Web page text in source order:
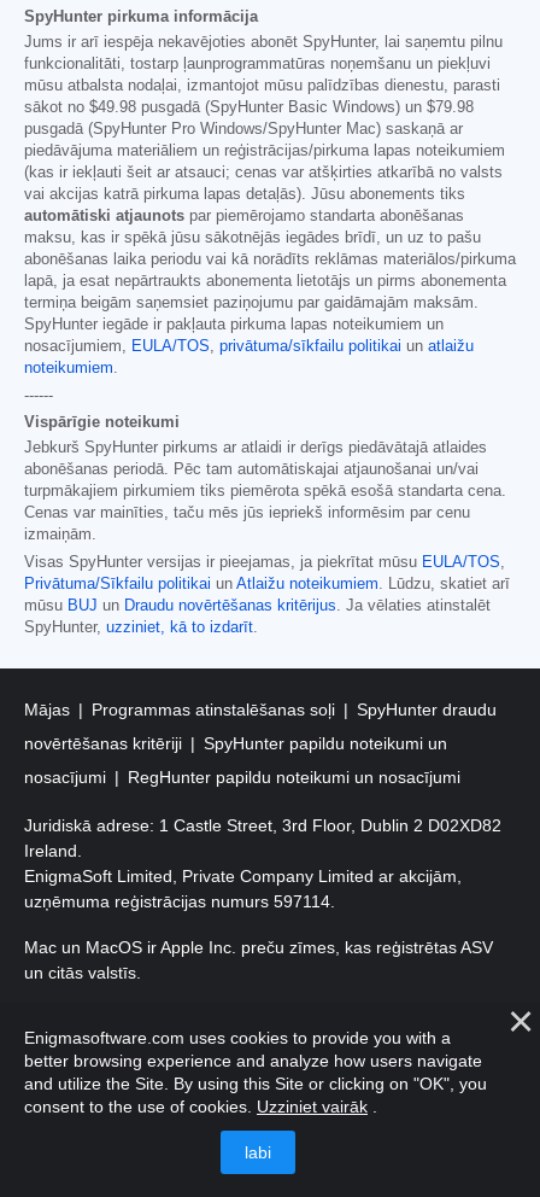
SpyHunter pirkuma informācija
Jums ir arī iespēja nekavējoties abonēt SpyHunter, lai saņemtu pilnu
funkcionalitāti, tostarp ļaunprogrammatūras noņemšanu un piekļuvi
mūsu atbalsta nodaļai, izmantojot mūsu palīdzības dienestu, parasti
sākot no $49.98 pusgadā (SpyHunter Basic Windows) un $79.98
pusgadā (SpyHunter Pro Windows/SpyHunter Mac) saskaņā ar
piedāvājuma materiāliem un reģistrācijas/pirkuma lapas noteikumiem
(kas ir iekļauti šeit ar atsauci; cenas var atšķirties atkarībā no valsts
vai akcijas katrā pirkuma lapas detaļās). Jūsu abonements tiks
automātiski atjaunots par piemērojamo standarta abonēšanas
maksu, kas ir spēkā jūsu sākotnējās iegādes brīdī, un uz to pašu
abonēšanas laika periodu vai kā norādīts reklāmas materiālos/pirkuma
lapā, ja esat nepārtraukts abonementa lietotājs un pirms abonementa
termiņa beigām saņemsiet paziņojumu par gaidāmajām maksām.
SpyHunter iegāde ir pakļauta pirkuma lapas noteikumiem un
nosacījumiem,
EULA/TOS privātuma/sīkfailu politikai un atlaižu
noteikumiem
------
Vispārīgie noteikumi
Jebkurš SpyHunter pirkums ar atlaidi ir derīgs piedāvātajā atlaides
abonēšanas periodā. Pēc tam automātiskajai atjaunošanai un/vai
turpmākajiem pirkumiem tiks piemērota spēkā esošā standarta cena.
Cenas var mainīties, taču mēs jūs iepriekš informēsim par cenu
izmaiņām.
Visas SpyHunter versijas ir pieejamas, ja piekrītat mūsu EULA/TOS
Privātuma/Sīkfailu politikai un Atlaižu noteikumiem . Lūdzu, skatiet arī
mūsu BUJ un Draudu novērtēšanas kritērijus . Ja vēlaties atinstalēt
SpyHunter, uzziniet, kā to izdarīt
Mājas Programmas atinstalēšanas soļi
SpyHunter draudu
novērtēšanas kritēriji
SpyHunter papildu noteikumi un
nosacījumi
RegHunter papildu noteikumi un nosacījumi
Juridiskā adrese: 1 Castle Street, 3rd Floor, Dublin 2 D02XD82
Ireland.
EnigmaSoft Limited, Private Company Limited ar akcijām,
uzņēmuma reģistrācijas numurs 597114.
Mac un MacOS ir Apple Inc. preču zīmes, kas reģistrētas ASV
un citās valstīs.
aizsargātas.
Enigmasoftware.com uses cookies to provide you with a
better browsing experience and analyze how users navigate
and utilize the Site. By using this Site or clicking on "OK", you
consent to the use of cookies. Uzziniet vairāk